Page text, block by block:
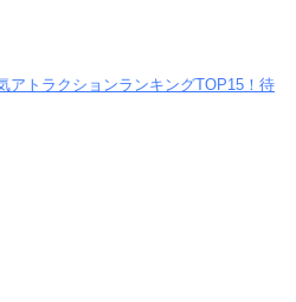
アトラクションランキングTOP15！待